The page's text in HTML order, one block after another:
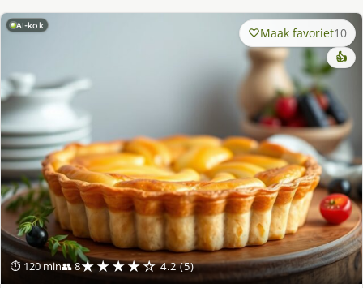
AI-kok
⏱ 120 min👥 8★★★★☆ 4.2 (5)
Maak favoriet10
👍